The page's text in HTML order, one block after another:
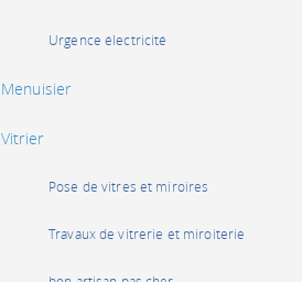
Urgence électricité
Menuisier
Vitrier
Pose de vitres et miroires
Travaux de vitrerie et miroiterie